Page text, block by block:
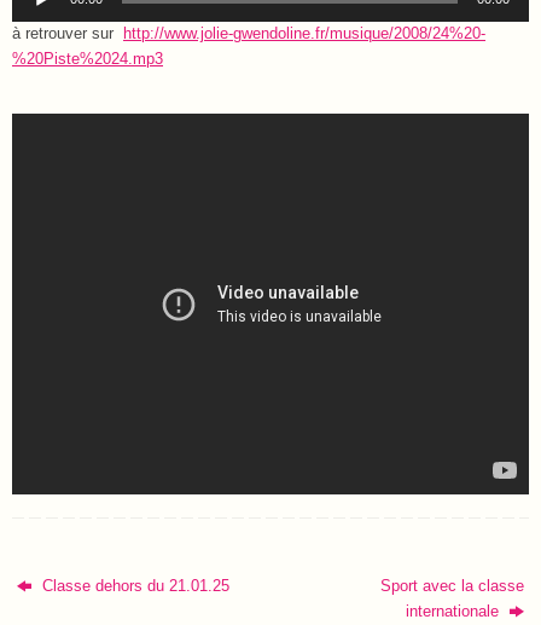
audio
à retrouver sur
http://www.jolie-gwendoline.fr/musique/2008/24%20-
%20Piste%2024.mp3
Classe dehors du 21.01.25
Sport avec la classe
internationale